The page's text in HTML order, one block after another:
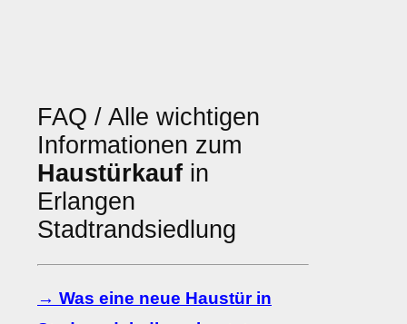
FAQ / Alle wichtigen
Informationen zum
Haustürkauf in
Erlangen
Stadtrandsiedlung
→ Was eine neue Haustür in